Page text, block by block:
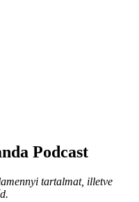
Podcast
tartalmat, illetve